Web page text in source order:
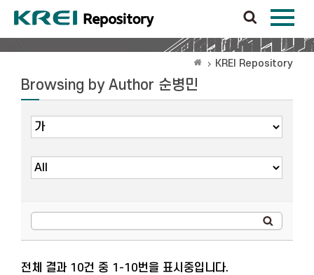
KREI Repository
Browsing by Author 순병민
전체 결과 10건 중 1-10번을 표시중입니다.